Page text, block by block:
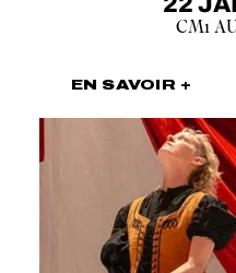
CM1
EN SAVOIR +